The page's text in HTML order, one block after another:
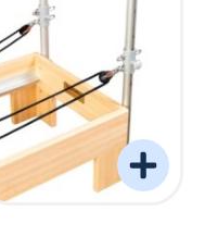
Natural Pro